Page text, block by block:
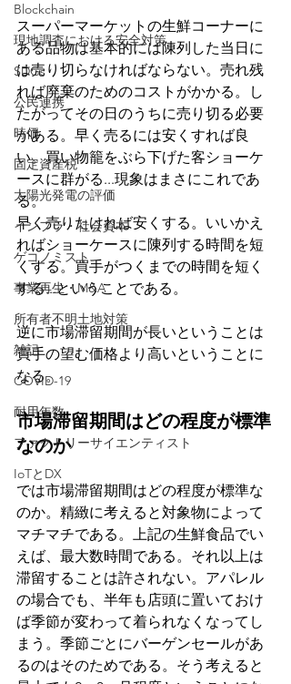
Blockchain
現地調査における安全対策
SDGs
公民連携
時価
固定資産税
太陽光発電の評価
インフラ・社会資本
ゲコノミスト
事業再生・M&A
所有者不明土地対策
雑記
COVID-19
耐用年数
ファクトリーサイエンティスト
IoTとDX
スーパーマーケットの生鮮コーナーに
ある品物は基本的には陳列した当日に
は売り切らなければならない。売れ残
れば廃棄のためのコストがかかる。し
たがってその日のうちに売り切る必要
がある。早く売るには安くすれば良
い。買い物籠をぶら下げた客ショーケ
ースに群がる...現象はまさにこれであ
る。
早く売りたければ安くする。いいかえ
ればショーケースに陳列する時間を短
くする。買手がつくまでの時間を短く
する...ということである。
逆に市場滞留期間が長いということは
買手の望む価格より高いということに
なる。
市場滞留期間はどの程度が標準
なのか
では市場滞留期間はどの程度が標準な
のか。精緻に考えると対象物によって
マチマチである。上記の生鮮食品でい
えば、最大数時間である。それ以上は
滞留することは許されない。アパレル
の場合でも、半年も店頭に置いておけ
ば季節が変わって着られなくなってし
まう。季節ごとにバーゲンセールがあ
るのはそのためである。そう考えると